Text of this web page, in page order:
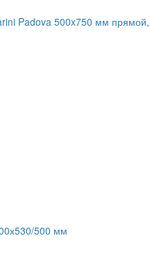
Padova 500x750 мм прямой,